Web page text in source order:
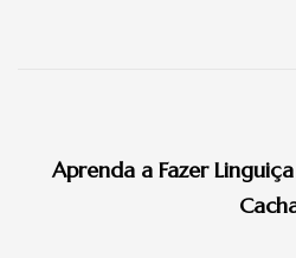
post
Aprenda a Fazer